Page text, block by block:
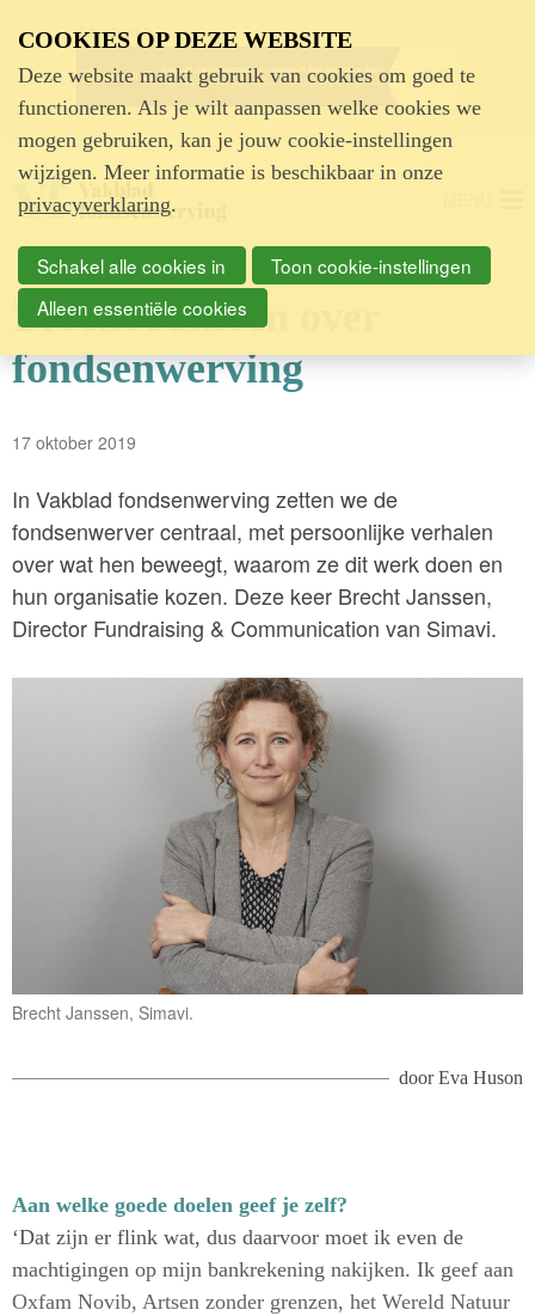
Advertentie
Brecht Janssen over
fondsenwerving
17 oktober 2019
In Vakblad fondsenwerving zetten we de
fondsenwerver centraal, met persoonlijke verhalen
over wat hen beweegt, waarom ze dit werk doen en
hun organisatie kozen. Deze keer Brecht Janssen,
Director Fundraising & Communication van Simavi.
Brecht Janssen, Simavi.
doorEva Huson
Aan welke goede doelen geef je zelf?
‘Dat zijn er flink wat, dus daarvoor moet ik even de
machtigingen op mijn bankrekening nakijken. Ik geef aan
Oxfam Novib, Artsen zonder grenzen, het Wereld Natuur
COOKIES OP DEZE WEBSITE
Deze website maakt gebruik van cookies om goed te
functioneren. Als je wilt aanpassen welke cookies we
mogen gebruiken, kan je jouw cookie-instellingen
wijzigen. Meer informatie is beschikbaar in onze
privacyverklaring.
Schakel alle cookies in
Toon cookie-instellingen
Alleen essentiële cookies